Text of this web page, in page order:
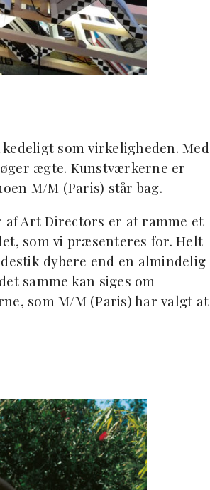
som virkeligheden. Med
ægte. Kunstværkerne er
M/M (Paris) står bag.
Art Directors er at ramme et
som vi præsenteres for. Helt
dybere end en almindelig
samme kan siges om
som M/M (Paris) har valgt at